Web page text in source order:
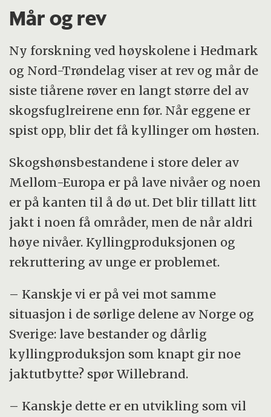
Mår og rev
Ny forskning ved høyskolene i Hedmark
og Nord-Trøndelag viser at rev og mår de
siste tiårene røver en langt større del av
skogsfuglreirene enn før. Når eggene er
spist opp, blir det få kyllinger om høsten.
Skogshønsbestandene i store deler av
Mellom-Europa er på lave nivåer og noen
er på kanten til å dø ut. Det blir tillatt litt
jakt i noen få områder, men de når aldri
høye nivåer. Kyllingproduksjonen og
rekruttering av unge er problemet.
– Kanskje vi er på vei mot samme
situasjon i de sørlige delene av Norge og
Sverige: lave bestander og dårlig
kyllingproduksjon som knapt gir noe
jaktutbytte? spør Willebrand.
– Kanskje dette er en utvikling som vil